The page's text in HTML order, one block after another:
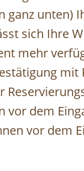
ganz unten)
sich Ihre
mehr
vor dem
vor dem